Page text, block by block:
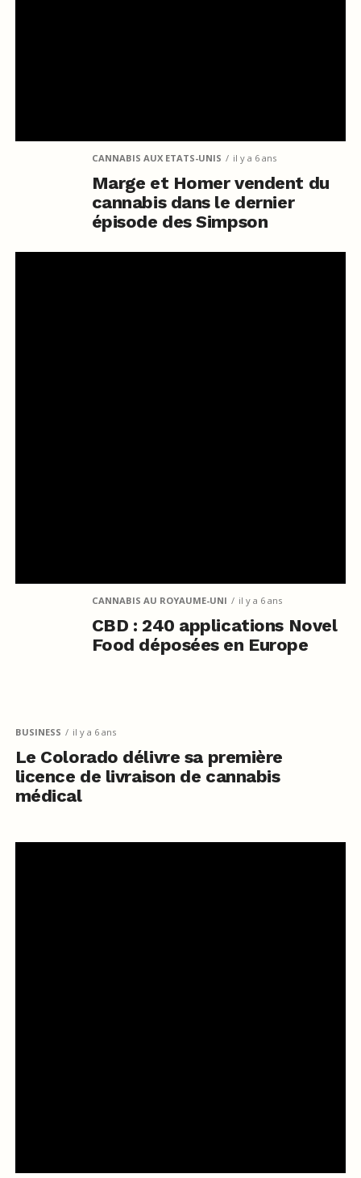
CANNABIS AUX ETATS-UNIS il y a 6 ans
Marge et Homer vendent du
cannabis dans le dernier
épisode des Simpson
CANNABIS AU ROYAUME-UNI il y a 6 ans
CBD : 240 applications Novel
Food déposées en Europe
BUSINESS il y a 6 ans
Le Colorado délivre sa première
licence de livraison de cannabis
médical